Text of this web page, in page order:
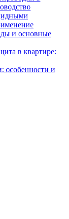
и основные
в квартире:
особенности и